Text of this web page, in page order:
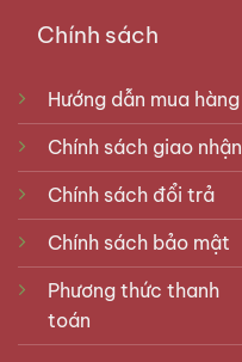
Chính sách
Hướng dẫn mua hàng
Chính sách giao nhận
Chính sách đổi trả
Chính sách bảo mật
Phương thức thanh
toán